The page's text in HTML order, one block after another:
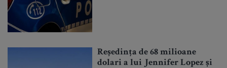
Reședința de 68 milioane
dolari a lui Jennifer Lopez și